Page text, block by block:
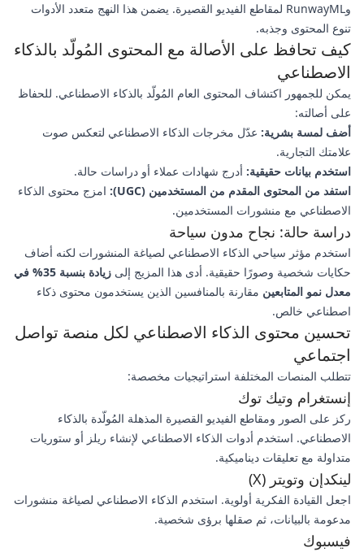
وRunwayML لمقاطع الفيديو القصيرة. يضمن هذا النهج متعدد الأدوات
تنوع المحتوى وجذبه.
كيف تحافظ على الأصالة مع المحتوى المُولّد بالذكاء
الاصطناعي
يمكن للجمهور اكتشاف المحتوى العام المُولّد بالذكاء الاصطناعي. للحفاظ
على أصالته:
أضف لمسة بشرية: عدّل مخرجات الذكاء الاصطناعي لتعكس صوت
علامتك التجارية.
استخدم بيانات حقيقية: أدرج شهادات عملاء أو دراسات حالة.
استفد من المحتوى المقدم من المستخدمين (UGC):
امزج محتوى الذكاء
الاصطناعي مع منشورات المستخدمين.
دراسة حالة: نجاح مدون سياحة
استخدم مؤثر سياحي الذكاء الاصطناعي لصياغة المنشورات لكنه أضاف
حكايات شخصية وصورًا حقيقية. أدى هذا المزيج إلى
زيادة بنسبة 35% في
معدل نمو المتابعين مقارنة بالمنافسين الذين يستخدمون محتوى ذكاء
اصطناعي خالص.
تحسين محتوى الذكاء الاصطناعي لكل منصة تواصل
اجتماعي
تتطلب المنصات المختلفة استراتيجيات مخصصة:
إنستغرام وتيك توك
ركز على الصور ومقاطع الفيديو القصيرة المذهلة المُولّدة بالذكاء
الاصطناعي. استخدم أدوات الذكاء الاصطناعي لإنشاء ريلز أو ستوريات
متداولة مع تعليقات ديناميكية.
لينكدإن وتويتر (X)
اجعل القيادة الفكرية أولوية. استخدم الذكاء الاصطناعي لصياغة منشورات
مدعومة بالبيانات، ثم صقلها برؤى شخصية.
فيسبوك